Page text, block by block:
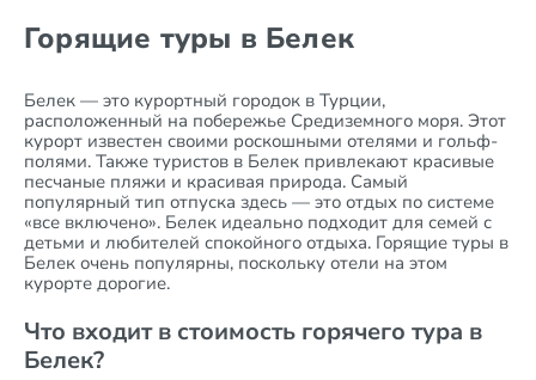
Горящие туры в Белек
Белек — это курортный городок в Турции,
расположенный на побережье Средиземного моря. Этот
курорт известен своими роскошными отелями и гольф-
полями. Также туристов в Белек привлекают красивые
песчаные пляжи и красивая природа. Самый
популярный тип отпуска здесь — это отдых по системе
«все включено». Белек идеально подходит для семей с
детьми и любителей спокойного отдыха. Горящие туры в
Белек очень популярны, поскольку отели на этом
курорте дорогие.
Что входит в стоимость горячего тура в
Белек?